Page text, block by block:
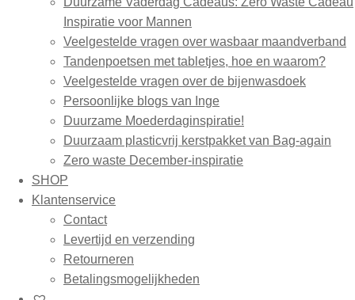
Inspiratie voor Mannen
Veelgestelde vragen over wasbaar maandverband
Tandenpoetsen met tabletjes, hoe en waarom?
Veelgestelde vragen over de bijenwasdoek
Persoonlijke blogs van Inge
Duurzame Moederdaginspiratie!
Duurzaam plasticvrij kerstpakket van Bag-again
Zero waste December-inspiratie
SHOP
Klantenservice
Contact
Levertijd en verzending
Retourneren
Betalingsmogelijkheden